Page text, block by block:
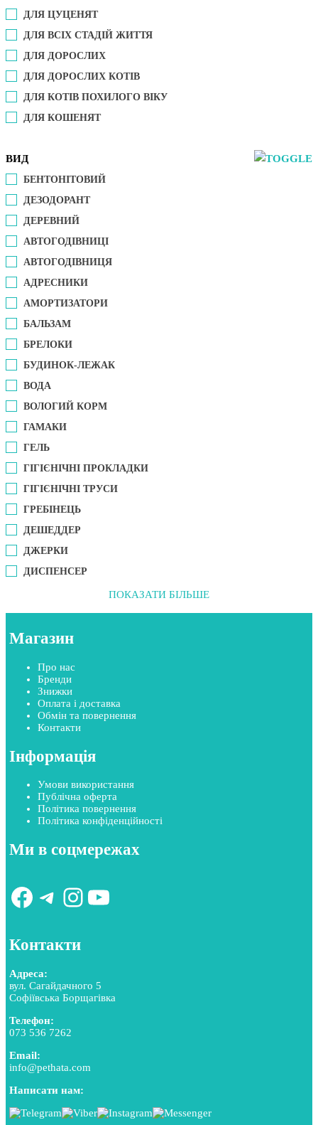
ДЛЯ ЦУЦЕНЯТ
ДЛЯ ВСІХ СТАДІЙ ЖИТТЯ
ДЛЯ ДОРОСЛИХ
ДЛЯ ДОРОСЛИХ КОТІВ
ДЛЯ КОТІВ ПОХИЛОГО ВІКУ
ДЛЯ КОШЕНЯТ
ВИД
БЕНТОНІТОВИЙ
ДЕЗОДОРАНТ
ДЕРЕВНИЙ
АВТОГОДІВНИЦІ
АВТОГОДІВНИЦЯ
АДРЕСНИКИ
АМОРТИЗАТОРИ
БАЛЬЗАМ
БРЕЛОКИ
БУДИНОК-ЛЕЖАК
ВОДА
ВОЛОГИЙ КОРМ
ГАМАКИ
ГЕЛЬ
ГІГІЄНІЧНІ ПРОКЛАДКИ
ГІГІЄНІЧНІ ТРУСИ
ГРЕБІНЕЦЬ
ДЕШЕДДЕР
ДЖЕРКИ
ДИСПЕНСЕР
ПОКАЗАТИ БІЛЬШЕ
Магазин
Про нас
Бренди
Знижки
Оплата і доставка
Обмін та повернення
Контакти
Інформація
Умови використання
Публічна оферта
Політика повернення
Політика конфіденційності
Ми в соцмережах
Facebook
Telegram
Instagram
YouTube
Контакти
Адреса:
вул. Сагайдачного 5
Софіївська Борщагівка
Телефон:
073 536 7262
Email:
info@pethata.com
Написати нам: